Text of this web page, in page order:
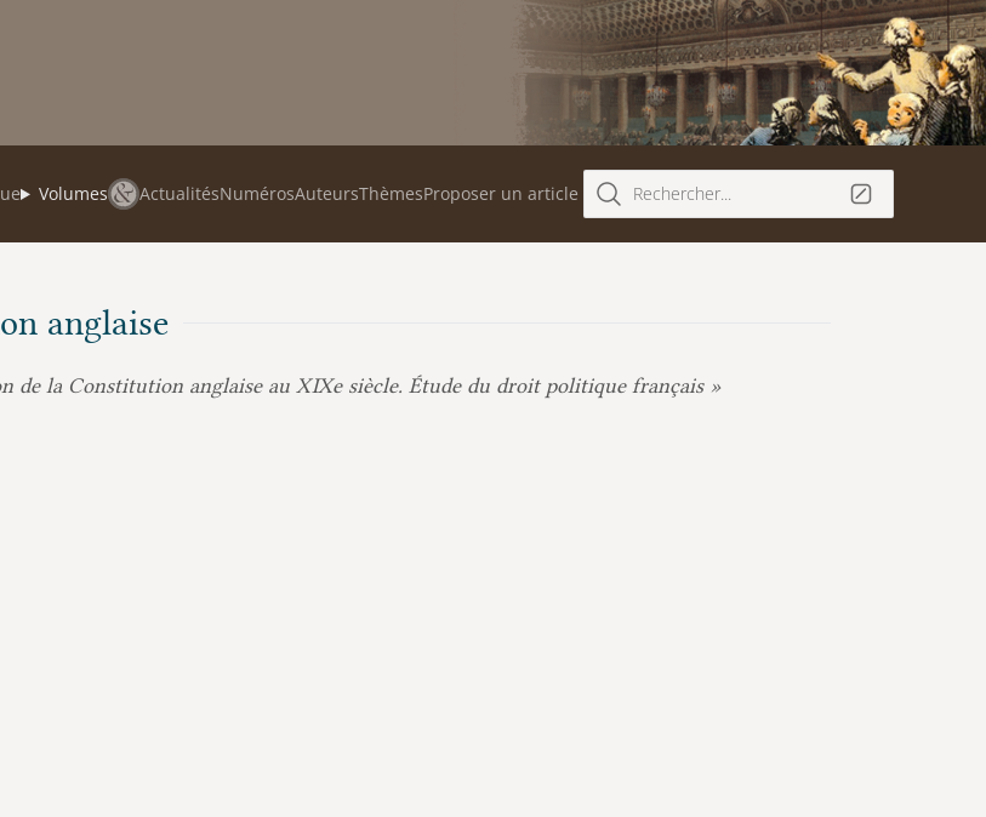
Volumes ActualitésNumérosAuteursThèmesProposer un article Rechercher...
anglaise
de la Constitution anglaise au XIXe siècle. Étude du droit politique français »